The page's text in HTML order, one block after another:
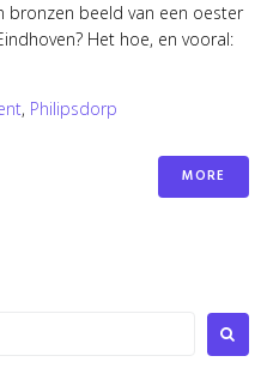
bronzen beeld van een oester
Het hoe, en vooral:
, Philipsdorp
MORE